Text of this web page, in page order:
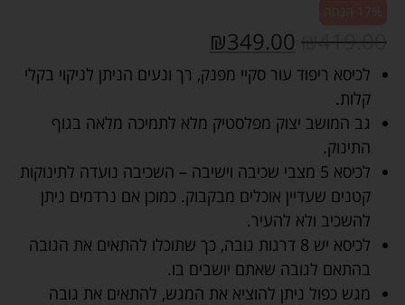
₪419.00
₪349.00
לכיסא ריפוד עור סקיי מפנק, רך ונעים הניתן לניקוי בקלי
קלות.
גב המושב יצוק מפלסטיק מלא לתמיכה מלאה בגוף
התינוק.
לכיסא 5 מצבי שכיבה וישיבה – השכיבה נועדה לתינוקות
קטנים שעדיין אוכלים מבקבוק. כמוכן אם נרדמים ניתן
להשכיב ולא להעיר.
לכיסא יש 8 דרגות גובה, כך שתוכלו להתאים את הגובה
בהתאם לגובה שאתם יושבים בו.
מגש כפול ניתן להוציא את המגש, להתאים את גובה